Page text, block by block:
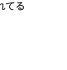
てる